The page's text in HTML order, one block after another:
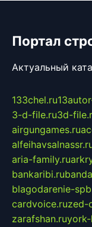
Портал
Актуальный
133chel.ru
3-d-file.ru3d-
airgungames.ru
aria-family.ru
bankaribi.ru
blagodarenie-
cardvoice.ruzed-
zarafshan.ru